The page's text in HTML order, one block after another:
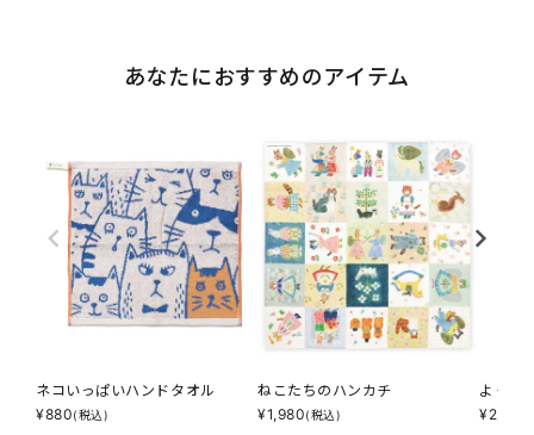
あなたにおすすめのアイテム
ネコいっぱいハンドタオル
¥880(税込)
ねこたちのハンカチ
¥1,980(税込)
よく見
¥2,200